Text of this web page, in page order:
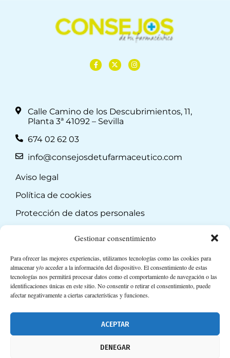
Gestionar consentimiento
Para ofrecer las mejores experiencias, utilizamos tecnologías como las cookies para
almacenar y/o acceder a la información del dispositivo. El consentimiento de estas
tecnologías nos permitirá procesar datos como el comportamiento de navegación o las
identificaciones únicas en este sitio. No consentir o retirar el consentimiento, puede
afectar negativamente a ciertas características y funciones.
ACEPTAR
DENEGAR
Calle Camino de los Descubrimientos, 11,
Planta 3ª 41092 – Sevilla
674 02 62 03
info@consejosdetufarmaceutico.com
Aviso legal
Política de cookies
Protección de datos personales